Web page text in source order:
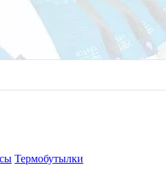
Термобутылки